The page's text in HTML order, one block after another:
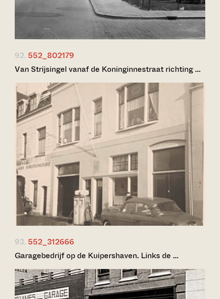
92. 552_802179
Van Strijsingel vanaf de Koninginnestraat richting …
93. 552_312666
Garagebedrijf op de Kuipershaven. Links de …